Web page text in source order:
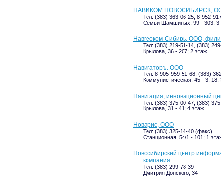
НАВИКОМ НОВОСИБИРСК,
Тел: (383) 363-06-25, 8-952-
Семьи Шамшиных, 99 - 303; 3
Навгеоком-Сибирь, ООО,
Тел: (383) 219-51-14, (383)
Крылова, 36 - 207; 2 этаж
Навигаторъ, ООО
Тел: 8-905-959-51-68, (383)
Коммунистическая, 45 - 3, 18;
Навигация, инновационный
Тел: (383) 375-00-47, (383)
Крылова, 31 - 41; 4 этаж
Новарис, ООО
Тел: (383) 325-14-40 (факс)
Станционная, 54/1 - 101; 1
Новосибирский центр
компания
Тел: (383) 299-78-39
Дмитрия Донского, 34